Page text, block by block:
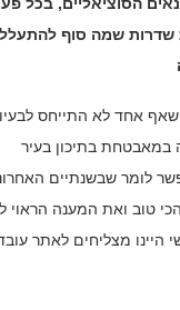
הסוציאליים, בכל
שדרות שמה סוף
אחד לא התייחס
בתיכון בעיר
לומר שבשנתיים
טוב ואת המענה הראוי
מצליחים לאתר